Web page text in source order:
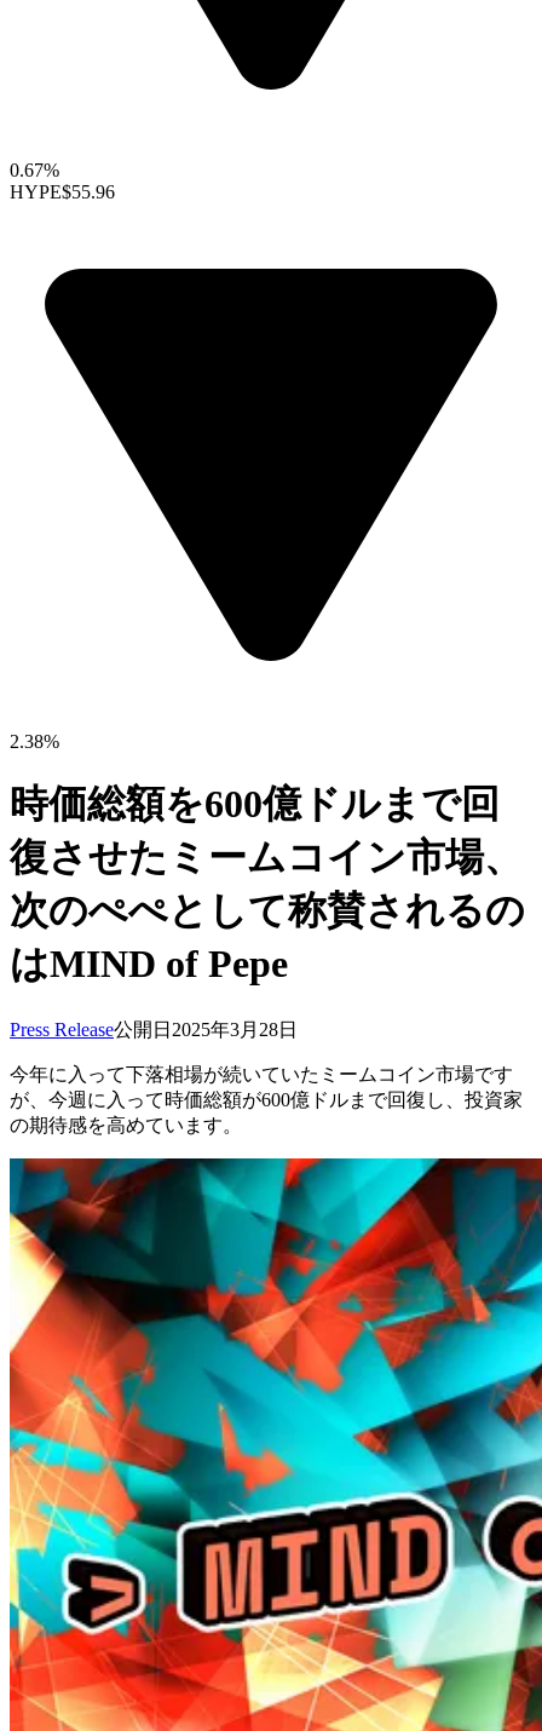
0.67%
HYPE$55.96
2.38%
時価総額を600億ドルまで回
復させたミームコイン市場、
次のぺぺとして称賛されるの
はMIND of Pepe
Press Release公開日 2025年3月28日
今年に入って下落相場が続いていたミームコイン市場です
が、今週に入って時価総額が600億ドルまで回復し、投資家
の期待感を高めています。